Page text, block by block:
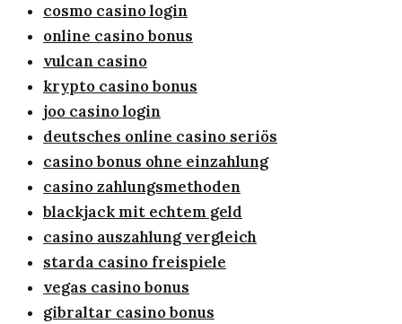
cosmo casino login
online casino bonus
vulcan casino
krypto casino bonus
joo casino login
deutsches online casino seriös
casino bonus ohne einzahlung
casino zahlungsmethoden
blackjack mit echtem geld
casino auszahlung vergleich
starda casino freispiele
vegas casino bonus
gibraltar casino bonus